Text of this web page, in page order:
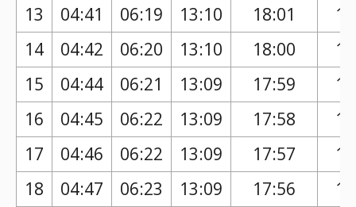
13 04:41 06:19 13:10 18:01
14
04:42 06:20 13:10 18:00
15
04:44 06:21 13:09 17:59
16
04:45 06:22 13:09 17:58
17
04:46 06:22 13:09 17:57
18
04:47 06:23 13:09 17:56